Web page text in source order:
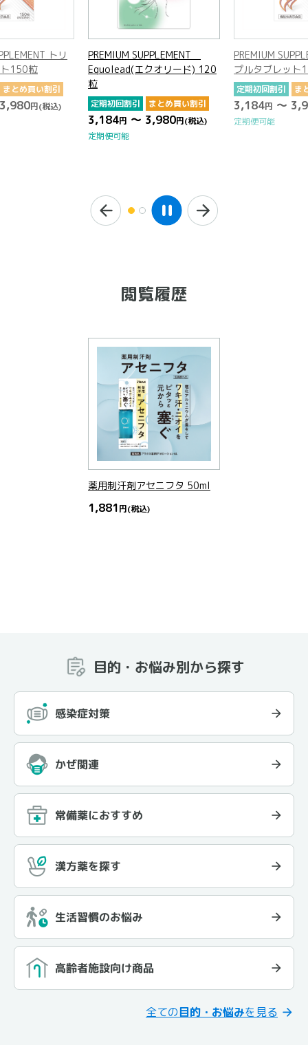
トリ
150粒
まとめ買い割引
円(税込)
PREMIUM SUPPLEMENT
Equolead(エクオリード) 120
粒
定期初回割引 まとめ買い割引
3,184円 ～ 3,980円(税込)
定期便可能
PREMIUM
プルタブレット
定期初回割引 ま
3,184円 ～
定期便可能
閲覧履歴
薬用制汗剤アセニフタ 50ml
1,881円(税込)
目的・お悩み別から探す
感染症対策
かぜ関連
常備薬におすすめ
漢方薬を探す
生活習慣のお悩み
高齢者施設向け商品
全ての目的・お悩みを見る